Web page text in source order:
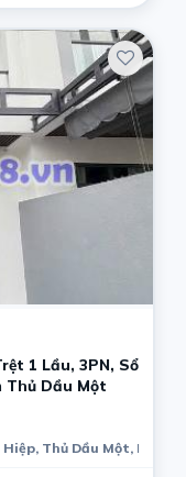
1 Lầu, 3PN, Sổ
Thủ Dầu Một
Thủ Dầu Một, Bình